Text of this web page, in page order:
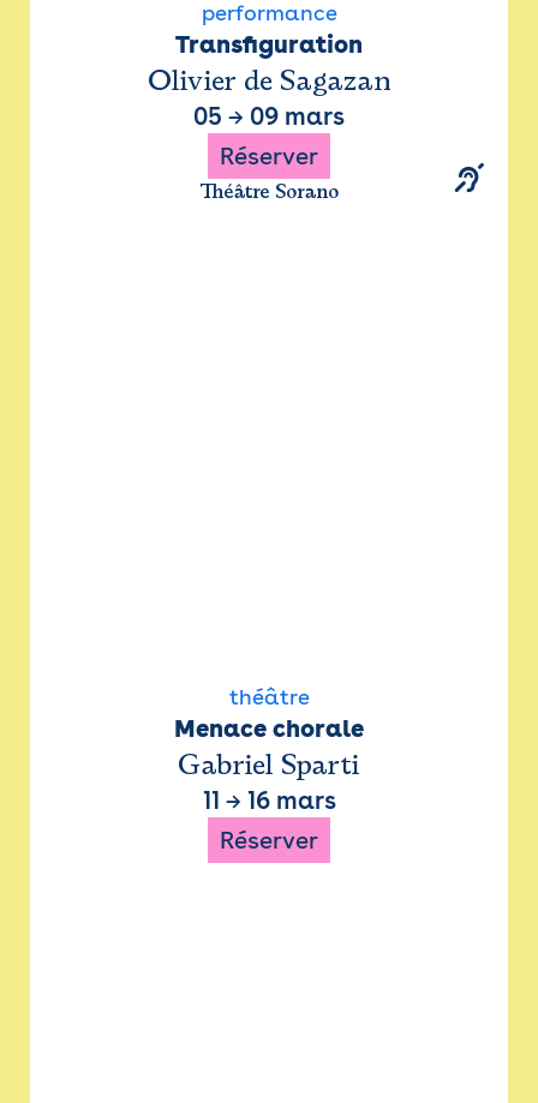
performance
Transfiguration
Olivier de Sagazan
05 → 09 mars
Réserver
Théâtre Sorano
théâtre
Menace chorale
Gabriel Sparti
11 → 16 mars
Réserver